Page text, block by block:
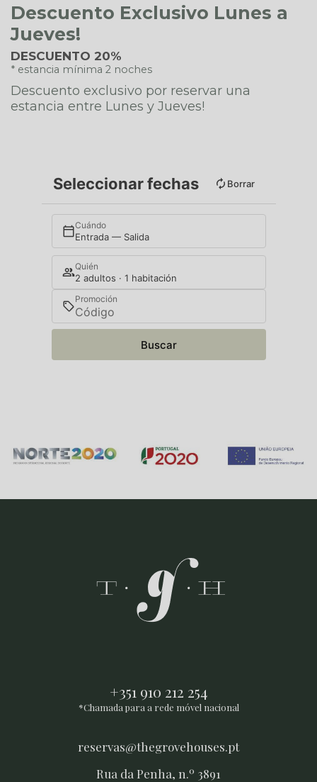
Descuento Exclusivo Lunes a
Jueves!
DESCUENTO 20%
estancia mínima 2 noches
Descuento exclusivo por reservar una
estancia entre Lunes y Jueves!
Seleccionar fechas Borrar
Cuándo
Entrada — Salida
Quién
2 adultos · 1 habitación
Promoción
Buscar
+351 910 212 254
*Chamada para a rede móvel nacional
reservas@thegrovehouses.pt
Rua da Penha, n.º 3891